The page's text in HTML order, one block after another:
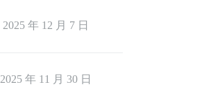
2025 年 12 月 7 日
2025 年 11 月 30 日